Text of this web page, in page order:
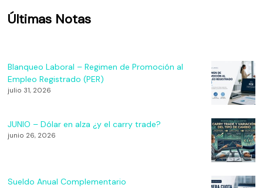
Últimas Notas
Blanqueo Laboral – Regimen de Promoción al
Empleo Registrado (PER)
julio 31, 2026
JUNIO – Dólar en alza ¿y el carry trade?
junio 26, 2026
Sueldo Anual Complementario